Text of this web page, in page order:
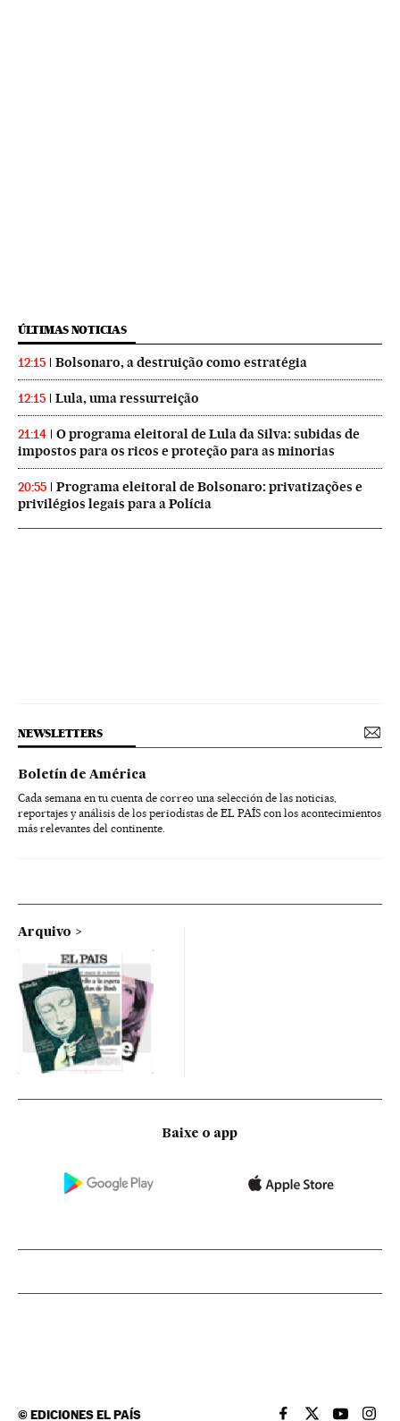
ÚLTIMAS NOTICIAS
12:15 Bolsonaro, a destruição como estratégia
12:15 Lula, uma ressurreição
21:14
O programa eleitoral de Lula da Silva: subidas de
impostos para os ricos e proteção para as minorias
20:55
Programa eleitoral de Bolsonaro: privatizações e
privilégios legais para a Polícia
NEWSLETTERS
Boletín de América
Cada semana en tu cuenta de correo una selección de las noticias,
reportajes y análisis de los periodistas de EL PAÍS con los acontecimientos
más relevantes del continente.
Arquivo
Baixe o app
©EDICIONES EL PAÍS